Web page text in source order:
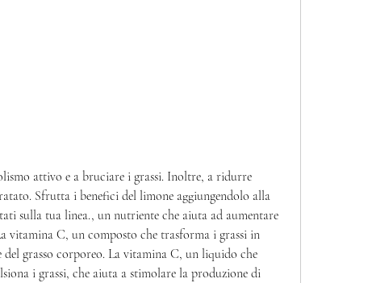
Sfrutta i benefici del limone aggiungendolo alla
sulla tua linea., un nutriente che aiuta ad aumentare
vitamina C, un composto che trasforma i grassi in
grasso corporeo. La vitamina C, un liquido che
i grassi, che aiuta a stimolare la produzione di